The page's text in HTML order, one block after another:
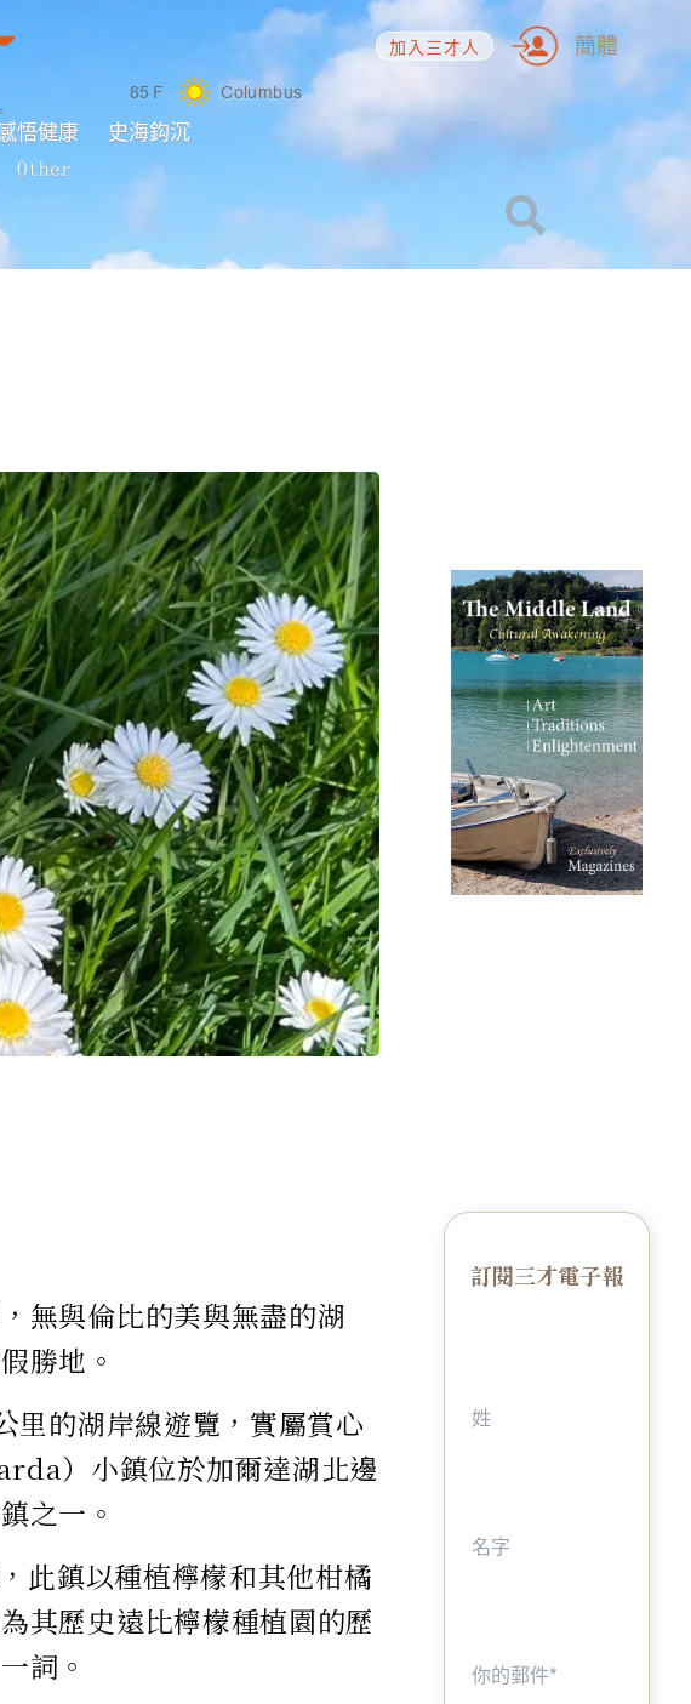
85 F Columbus
悟健康
史海鈎沉
Other
加入三才人 簡體
無與倫比的美與無盡的湖
勝地。
里的湖岸線遊覽，實屬賞心
）小鎮位於加爾達湖北邊
之一。
鎮以種植檸檬和其他柑橘
其歷史遠比檸檬種植園的歷
詞。
訂閱三才電子報